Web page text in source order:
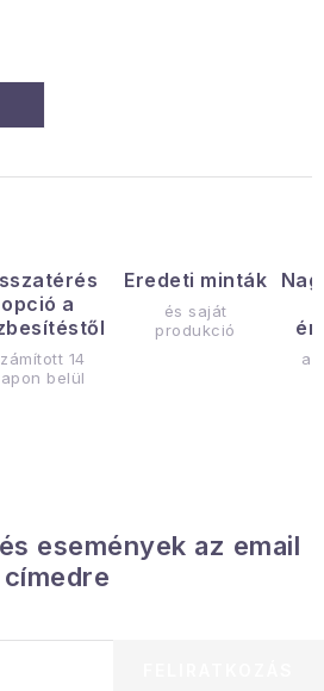
opció a
14
belül
Eredeti minták
és saját
produkció
események az email
címedre